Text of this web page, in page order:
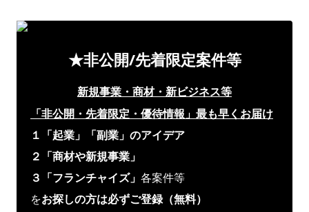
★非公開/先着限定案件等
新規事業・商材・新ビジネス等
「非公開・先着限定・優待情報」 最も早くお届け
１「起業」「副業」のアイデア
２「商材や新規事業」
３「フランチャイズ」 各案件等
をお探しの方は必ずご登録（無料）